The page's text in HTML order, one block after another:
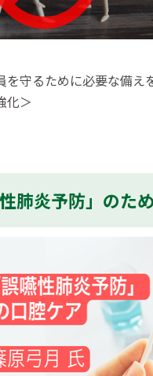
守るために必要な備え
化＞
肺炎予防」のた